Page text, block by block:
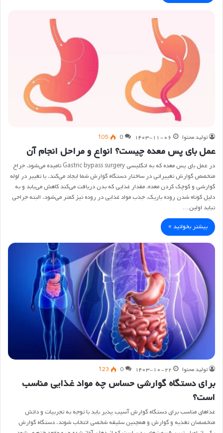
تولید محتوا ۱۴۰۳-۱۱-۰۶ 0
105
عمل بای پس معده چیست؟ انواع و مراحل انجام آن
در عمل بای پس معده که به انگلیسی Gastric bypass surgery نامیده می‌شود، جراح
متخصص گوارش تغییراتی در ساختار دستگاه گوارش شما ایجاد می‌کند. با تغییر در لوله
گوارشی و کوچک کردن معده، مقدار غذایی که بدن دریافت می‌کند کاهش می‌یابد و به
دلیل کوتاه شدن روده باریک، جذب مواد غذایی در روده نیز کمتر می‌شود. البته جراحی
نباید اولین…
بیشتر بخوانید »
تولید محتوا ۱۴۰۳-۱۰-۲۲ 0
123
برای دستگاه گوارشی حساس چه مواد غذایی مناسب
است؟
غذاهای مناسب برای دستگاه گوارش آسیب پذیر باید با توجه به تجربیات و دانش
متخصصان تغذیه و گوارش و همچنین سلیقه شخصی انتخاب شوند. دستگاه گوارش